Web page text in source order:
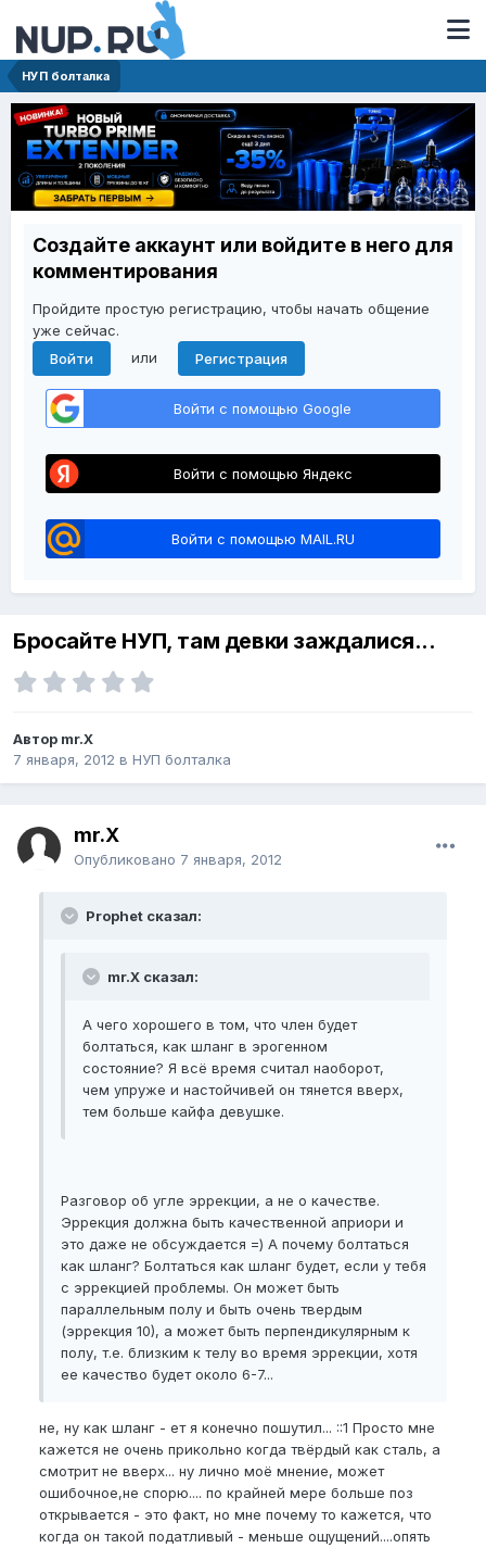
НУП болталка
Создайте аккаунт или войдите в него для
комментирования
Пройдите простую регистрацию, чтобы начать общение
уже сейчас.
Войти
или Регистрация
Войти с помощью Google
Войти с помощью Яндекс
Войти с помощью MAIL.RU
Бросайте НУП, там девки заждалися...
Автор mr.X
7 января, 2012 в НУП болталка
mr.X
Опубликовано 7 января, 2012
Prophet сказал:
mr.X сказал:
А чего хорошего в том, что член будет
болтаться, как шланг в эрогенном
состояние? Я всё время считал наоборот,
чем упруже и настойчивей он тянется вверх,
тем больше кайфа девушке.
Разговор об угле эррекции, а не о качестве.
Эррекция должна быть качественной априори и
это даже не обсуждается =) А почему болтаться
как шланг? Болтаться как шланг будет, если у тебя
с эррекцией проблемы. Он может быть
параллельным полу и быть очень твердым
(эррекция 10), а может быть перпендикулярным к
полу, т.е. близким к телу во время эррекции, хотя
ее качество будет около 6-7...
не, ну как шланг - ет я конечно пошутил... ::1 Просто мне
кажется не очень прикольно когда твёрдый как сталь, а
смотрит не вверх... ну лично моё мнение, может
ошибочное,не спорю.... по крайней мере больше поз
открывается - это факт, но мне почему то кажется, что
когда он такой податливый - меньше ощущений....опять